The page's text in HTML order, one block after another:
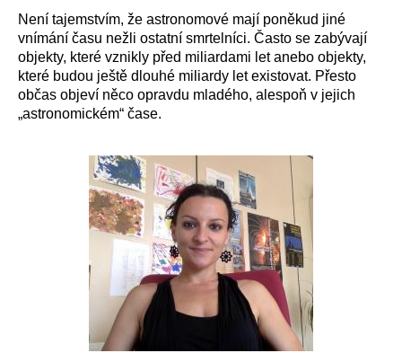
Není tajemstvím, že astronomové mají poněkud jiné
vnímání času nežli ostatní smrtelníci. Často se zabývají
objekty, které vznikly před miliardami let anebo objekty,
které budou ještě dlouhé miliardy let existovat. Přesto
občas objeví něco opravdu mladého, alespoň v jejich
„astronomickém“ čase.